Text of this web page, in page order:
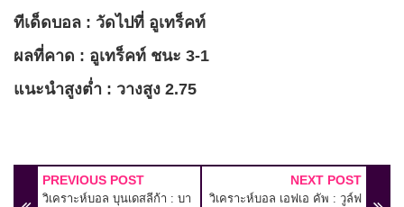
ทีเด็ดบอล : วัดไปที่ อูเทร็คท์
ผลที่คาด : อูเทร็คท์ ชนะ 3-1
แนะนำสูงต่ำ : วางสูง 2.75
PREVIOUS POST
วิเคราะห์บอล บุนเดสลีก้า : บา
NEXT POST
วิเคราะห์บอล เอฟเอ คัพ : วูล์ฟ